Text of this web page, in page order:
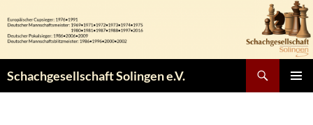
Inhalt
springen
Schachgesellschaft Solingen e.V.